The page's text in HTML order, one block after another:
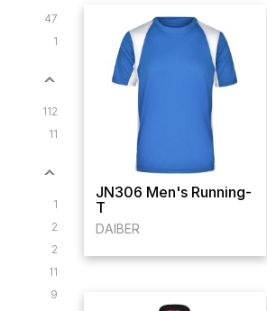
47
1
112
11
1
2
2
11
9
JN306 Men's Running-
T
DAIBER